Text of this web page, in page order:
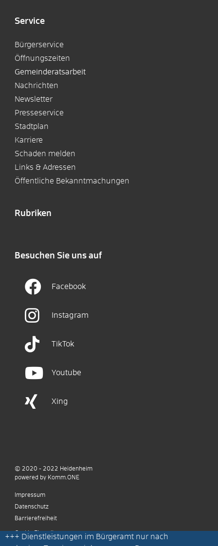
Service
Bürgerservice
Öffnungszeiten
Gemeinderatsarbeit
Nachrichten
Newsletter
Presseservice
Stadtplan
Karriere
Schaden melden
Links & Adressen
Öffentliche Bekanntmachungen
Rubriken
Besuchen Sie uns auf
Facebook
Instagram
TikTok
Youtube
Xing
+++ Dienstleistungen im Bürgeramt nur nach
© 2020 - 2022 Heidenheim
powered by Komm.ONE
Impressum
Datenschutz
Barrierefreiheit
Cookie Einstellungen